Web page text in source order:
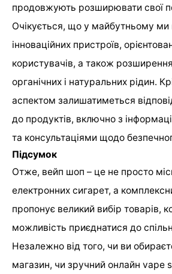
продовжують розширювати свої
Очікується, що у майбутньому
інноваційних пристроїв,
користувачів, а також
органічних і натуральних рідин.
аспектом залишатиметься
до продуктів, включно з
та консультаціями щодо
Підсумок
Отже, вейп шоп – це не просто
електронних сигарет, а
пропонує великий вибір товарів,
можливість приєднатися до
Незалежно від того, чи ви
магазин, чи зручний онлайн vape